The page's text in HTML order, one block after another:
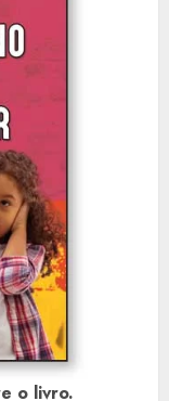
o livro.